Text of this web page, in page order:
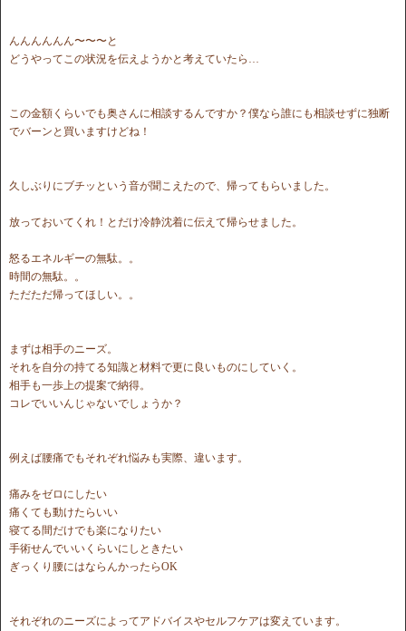
んんんんんん〜〜〜と
どうやってこの状況を伝えようかと考えていたら…
この金額くらいでも奥さんに相談するんですか？僕なら誰にも相談せずに独断
でバーンと買いますけどね！
久しぶりにブチッという音が聞こえたので、帰ってもらいました。
放っておいてくれ！とだけ冷静沈着に伝えて帰らせました。
怒るエネルギーの無駄。。
時間の無駄。。
ただただ帰ってほしい。。
まずは相手のニーズ。
それを自分の持てる知識と材料で更に良いものにしていく。
相手も一歩上の提案で納得。
コレでいいんじゃないでしょうか？
例えば腰痛でもそれぞれ悩みも実際、違います。
痛みをゼロにしたい
痛くても動けたらいい
寝てる間だけでも楽になりたい
手術せんでいいくらいにしときたい
ぎっくり腰にはならんかったらOK
それぞれのニーズによってアドバイスやセルフケアは変えています。